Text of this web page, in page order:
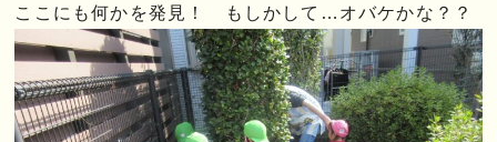
ここにも何かを発見！ もしかして…オバケかな？？